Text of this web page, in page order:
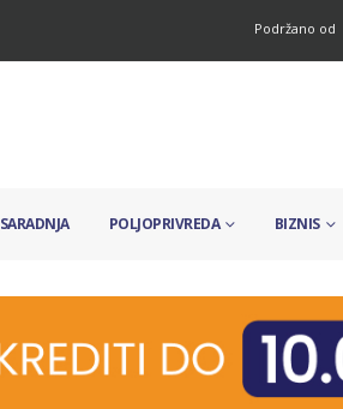
Podržano od
SARADNJA POLJOPRIVREDA BIZNIS